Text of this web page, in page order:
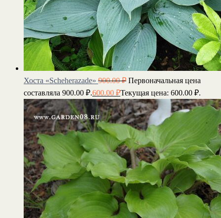
Хоста «Scheherazade» 900.00₽ Первоначальная цена
составляла 900.00 ₽.600.00 ₽Текущая цена: 600.00 ₽.